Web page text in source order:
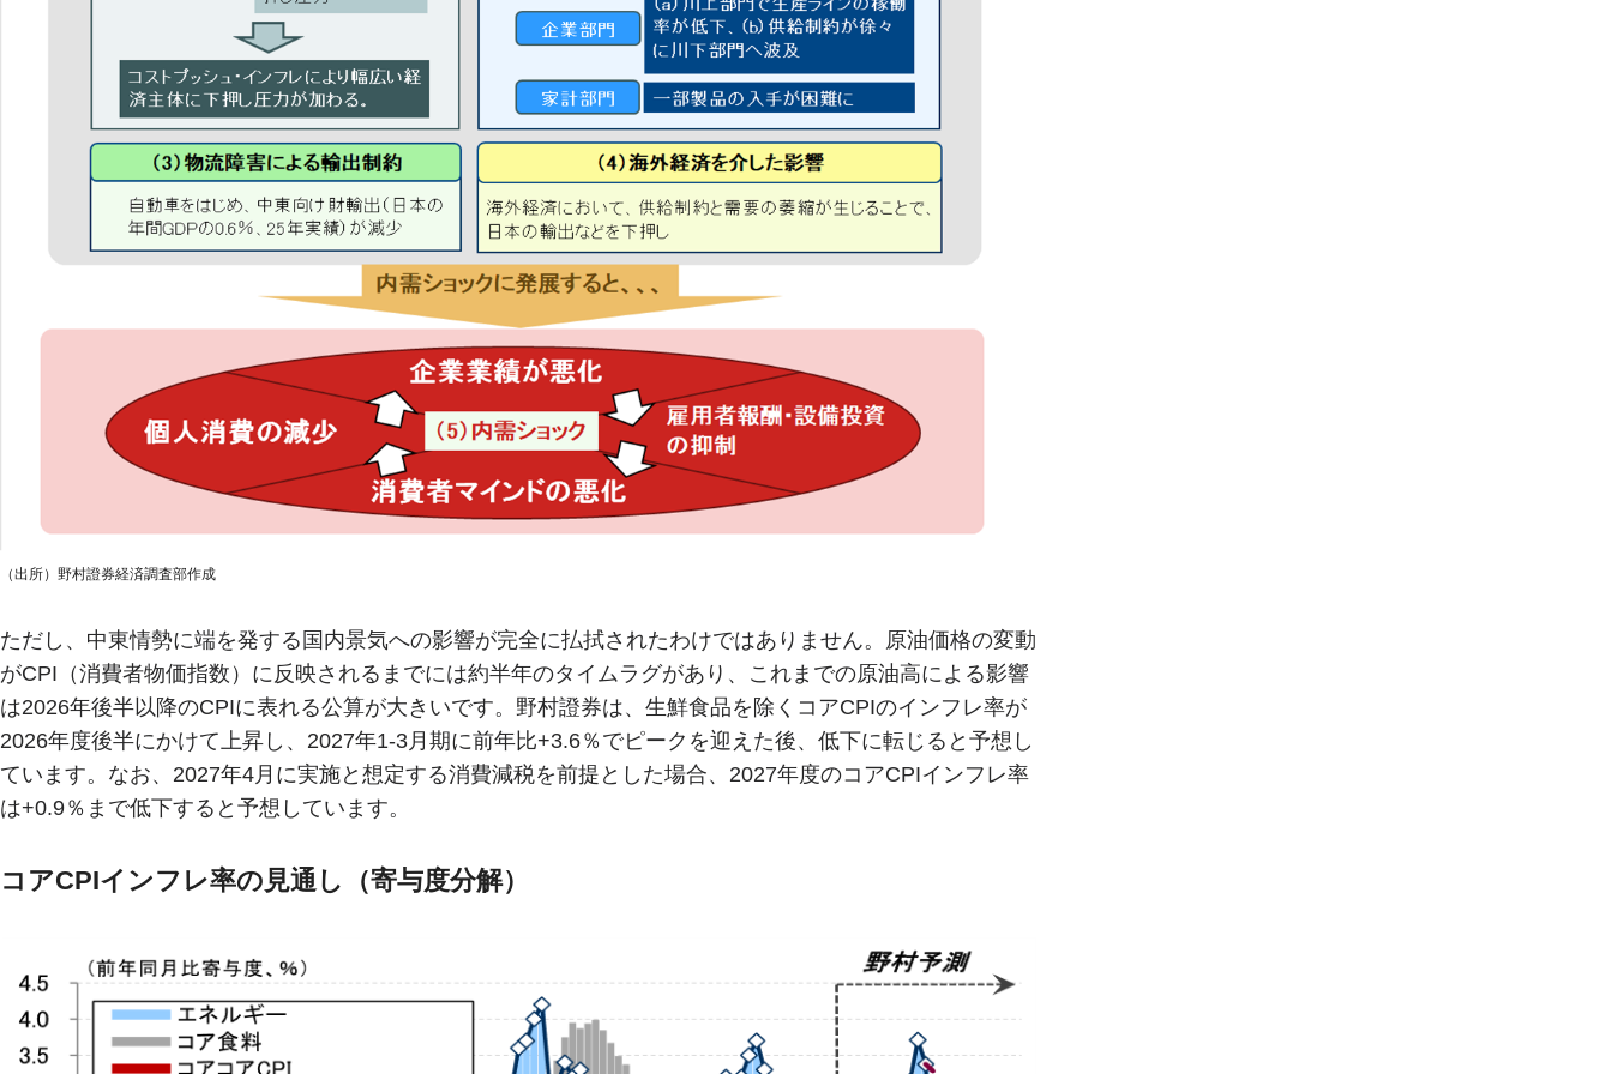
（出所）野村證券経済調査部作成
ただし、中東情勢に端を発する国内景気への影響が完全に払拭されたわけではありません。原油価格の変動
がCPI（消費者物価指数）に反映されるまでには約半年のタイムラグがあり、これまでの原油高による影響
は2026年後半以降のCPIに表れる公算が大きいです。野村證券は、生鮮食品を除くコアCPIのインフレ率が
2026年度後半にかけて上昇し、2027年1-3月期に前年比+3.6％でピークを迎えた後、低下に転じると予想し
ています。なお、2027年4月に実施と想定する消費減税を前提とした場合、2027年度のコアCPIインフレ率
は+0.9％まで低下すると予想しています。
コアCPIインフレ率の見通し（寄与度分解）